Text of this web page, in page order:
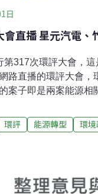
日
會直播 星元汽電、
第317次環評大會，
路直播的環評大會
案子即是兩案能源相
補正。「可以做完盡
順貴如此吩咐竹南案
然氣與綠能的案子獲
民間要求，在處理這
源局表示，雖然能
環評 能源轉型 環